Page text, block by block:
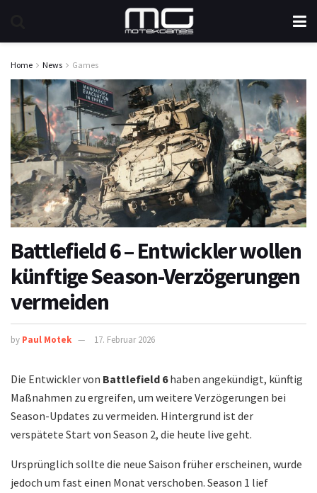
Home News Games
Battlefield 6 – Entwickler wollen
künftige Season-Verzögerungen
vermeiden
by Paul Motek 17. Februar 2026
Die Entwickler von Battlefield 6haben angekündigt, künftig
Maßnahmen zu ergreifen, um weitere Verzögerungen bei
Season-Updates zu vermeiden. Hintergrund ist der
verspätete Start von Season 2, die heute live geht.
Ursprünglich sollte die neue Saison früher erscheinen, wurde
jedoch um fast einen Monat verschoben. Season 1 lief